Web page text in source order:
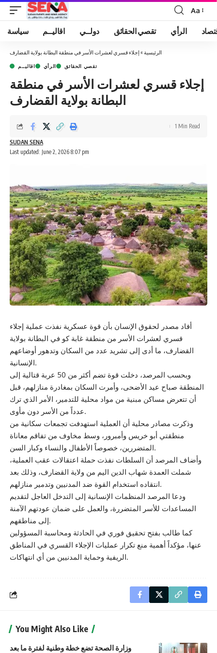
Font
Resizer
Aa
سياسة اقاليــم دولــي تقصي الحقائق الرأي
الرئيسية » إجلاء قسري لعشرات الأسر في منطقة البطانة بولاية القضارف
اقاليــم الرأي تقصي الحقائق
إجلاء قسري لعشرات الأسر في منطقة
البطانة بولاية القضارف
Last updated: June 2, 2026 8:07 pm
SUDAN SENA
1 Min Read
أفاد مصدر لحقوق الإنسان بأن قوة عسكرية نفذت عملية إجلاء
قسري لعشرات الأسر من منطقة غابة كو في البطانة بولاية
القضارف، ما أدى إلى تشريد عدد من السكان وتدهور أوضاعهم
الإنسانية.
وبحسب المرصد، دخلت قوة تضم أكثر من 50 عربة قتالية إلى
المنطقة صباح عيد الأضحى، وأمرت السكان بمغادرة منازلهم، قبل
أن تتعرض مساكن مبنية من مواد محلية للتدمير، الأمر الذي ترك
عدداً من الأسر دون مأوى.
وذكرت مصادر محلية أن العملية استهدفت تجمعات سكانية من
منطقتي أبو خريس وأمبرور، وسط مخاوف من تفاقم معاناة
المتضررين، خصوصاً الأطفال والنساء وكبار السن.
وأضاف المرصد أن السلطات نفذت حملة اعتقالات عقب العملية،
شملت العمدة شهاب الدين اليم من ولاية القضارف، وذلك بعد
انتقاده استخدام القوة ضد المدنيين وتدمير منازلهم.
ودعا المرصد المنظمات الإنسانية إلى التدخل العاجل لتقديم
المساعدات للأسر المتضررة، والعمل على ضمان عودتهم الآمنة
إلى مناطقهم.
كما طالب بفتح تحقيق فوري في الحادثة ومحاسبة المسؤولين
عنها، مؤكداً أهمية منع تكرار عمليات الإجلاء القسري في المناطق
الريفية وحماية المدنيين من أي انتهاكات.
You Might Also Like
وزارة الصحة تضع خطة وطنية لفترة ما بعد